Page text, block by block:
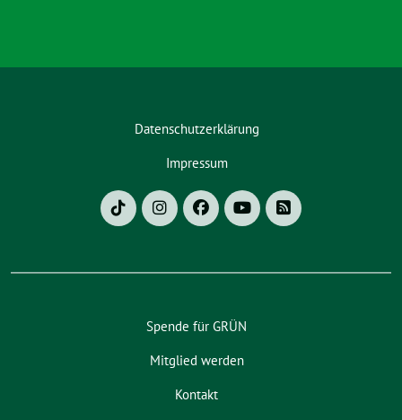
Datenschutzerklärung
Impressum
Spende für GRÜN
Mitglied werden
Kontakt